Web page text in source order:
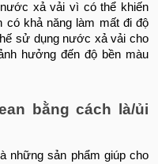
xả vải vì có thể khiến
có khả năng làm mất đi độ
sử dụng nước xả vải cho
hưởng đến độ bền màu
bằng cách là/ủi
những sản phẩm giúp cho